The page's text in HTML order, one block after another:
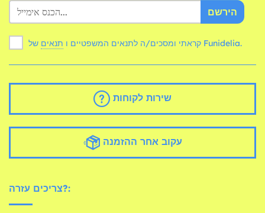
הירשם
קראתי ומסכים/ה לתנאים המשפטיים ו תנאים של Funidelia.
שירות לקוחות
עקוב אחר ההזמנה
צריכים עזרה?: